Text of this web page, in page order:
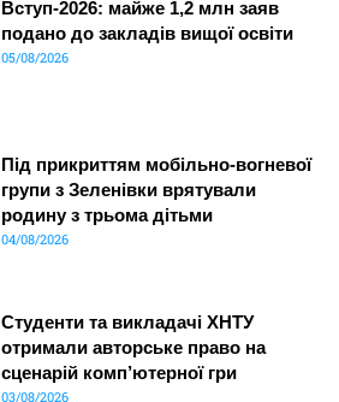
Вступ-2026: майже 1,2 млн заяв
подано до закладів вищої освіти
05/08/2026
Під прикриттям мобільно-вогневої
групи з Зеленівки врятували
родину з трьома дітьми
04/08/2026
Студенти та викладачі ХНТУ
отримали авторське право на
сценарій комп’ютерної гри
03/08/2026